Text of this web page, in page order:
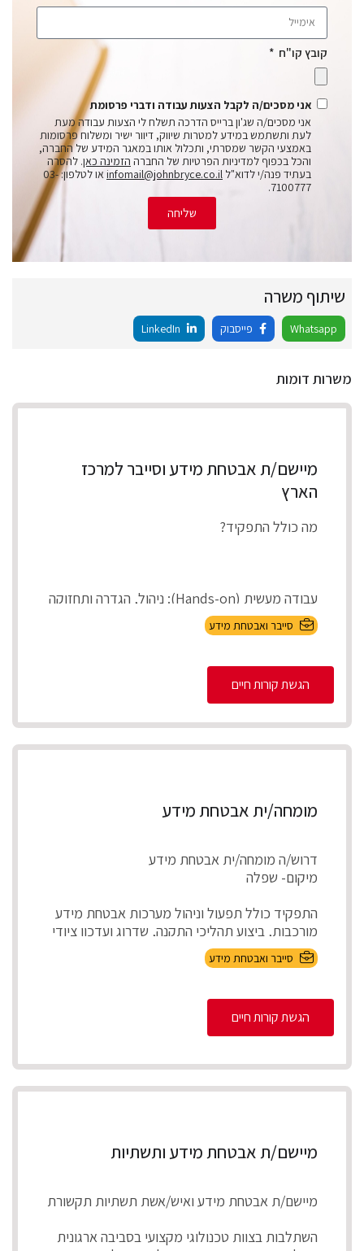
קובץ קו"ח
אני מסכים/ה לקבל הצעות עבודה ודברי פרסומת
אני מסכים/ה שג'ון ברייס הדרכה תשלח לי הצעות עבודה מעת
לעת ותשתמש במידע למטרות שיווק, דיוור ישיר ומשלוח פרסומות
באמצעי הקשר שמסרתי, ותכלול אותו במאגר המידע של החברה,
והכל בכפוף למדיניות הפרטיות של החברה הזמינה כאן. להסרה
בעתיד פנה/י לדוא"ל infomail@johnbryce.co.il
או לטלפון: 03-
7100777.
שליחה
שיתוף משרה
Whatsapp פייסבוק
משרות דומות
מיישם/ת אבטחת מידע וסייבר למרכז
הארץ
מה כולל התפקיד?
עבודה מעשית (Hands-on): ניהול, הגדרה ותחזוקה
ובענן).
Incident Respons...
סייבר ואבטחת מידע
הגשת קורות חיים
מומחה/ית אבטחת מידע
דרוש/ה מומחה/ית אבטחת מידע
מיקום- שפלה
התפקיד כולל תפעול וניהול מערכות אבטחת מידע
מורכבות, ביצוע תהליכי התקנה, שדרוג ועדכון ציודי
אבטחת ...סייבר ואבטחת מידע
הגשת קורות חיים
מיישם/ת אבטחת מידע ותשתיות
מיישם/ת אבטחת מידע ואיש/אשת תשתיות תקשורת
השתלבות בצוות טכנולוגי מקצועי בסביבה ארגונית